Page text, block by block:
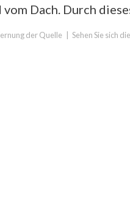
Dach. Durch
der Quelle Sehen Sie sich